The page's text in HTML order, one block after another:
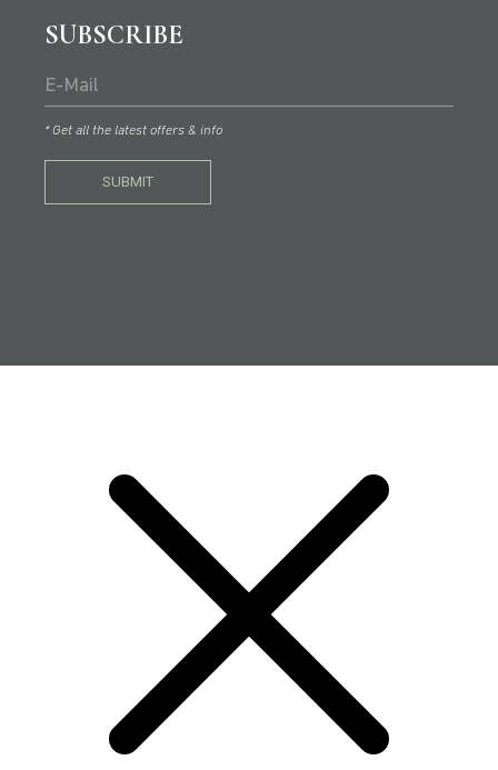
SUBSCRIBE
* Get all the latest offers & info
SUBMIT